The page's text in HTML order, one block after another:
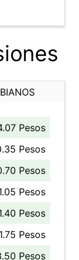
Pesos
Pesos
Pesos
Pesos
Pesos
Pesos
Pesos